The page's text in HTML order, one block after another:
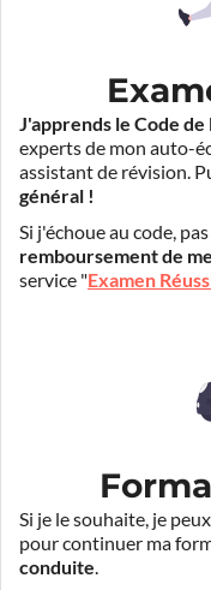
J'apprends le Code
experts de mon auto-
assistant de révision.
général !
Si j'échoue au code,
remboursement de
service "Examen
Si je le souhaite, je
pour continuer ma
conduite.